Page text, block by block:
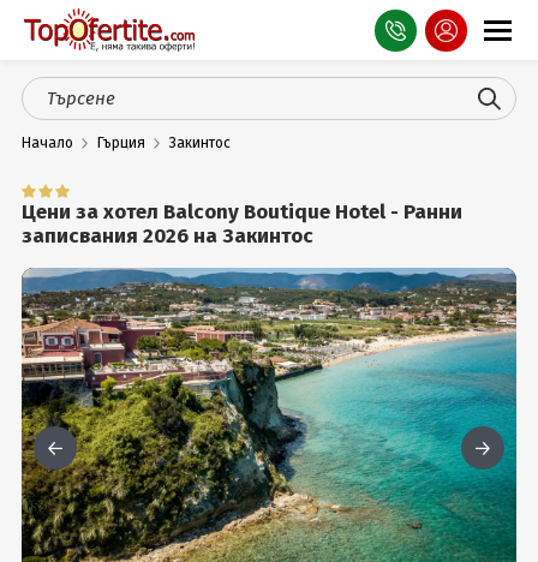
Оферти
СПА
Планина
Чужбина
Празници
Турция
Гърция
Услуги
Начало Гърция Закинтос
Цени за хотел Balcony Boutique Hotel - Ранни
записвания 2026 на Закинтос